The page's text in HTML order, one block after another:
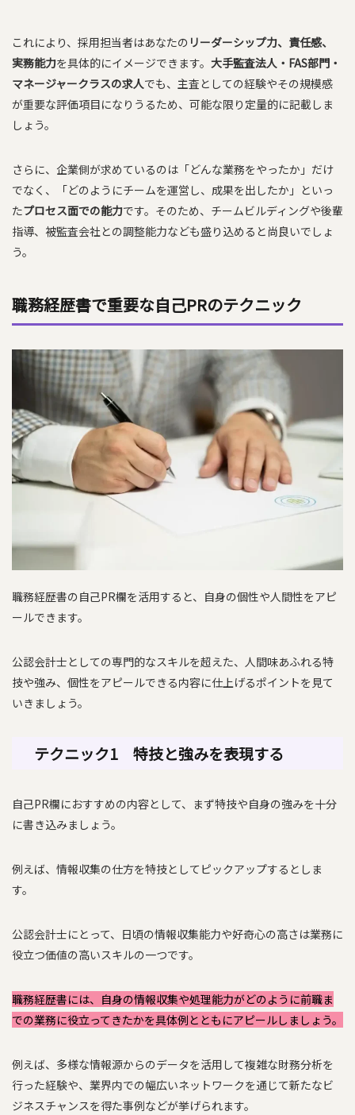
これにより、採用担当者はあなたの リーダーシップ力、責任感、
実務能力を具体的にイメージできます。 大手監査法人・FAS部門・
マネージャークラスの求人でも、主査としての経験やその規模感
が重要な評価項目になりうるため、可能な限り定量的に記載しま
しょう。
さらに、企業側が求めているのは「どんな業務をやったか」だけ
でなく、「どのようにチームを運営し、成果を出したか」といっ
たプロセス面での能力です。そのため、チームビルディングや後輩
指導、被監査会社との調整能力なども盛り込めると尚良いでしょ
う。
職務経歴書で重要な自己PRのテクニック
職務経歴書の自己PR欄を活用すると、自身の個性や人間性をアピ
ールできます。
公認会計士としての専門的なスキルを超えた、人間味あふれる特
技や強み、個性をアピールできる内容に仕上げるポイントを見て
いきましょう。
テクニック1 特技と強みを表現する
自己PR欄におすすめの内容として、まず特技や自身の強みを十分
に書き込みましょう。
例えば、情報収集の仕方を特技としてピックアップするとしま
す。
公認会計士にとって、日頃の情報収集能力や好奇心の高さは業務に
役立つ価値の高いスキルの一つです。
職務経歴書には、自身の情報収集や処理能力がどのように前職ま
での業務に役立ってきたかを具体例とともにアピールしましょう。
例えば、多様な情報源からのデータを活用して複雑な財務分析を
行った経験や、業界内での幅広いネットワークを通じて新たなビ
ジネスチャンスを得た事例などが挙げられます。